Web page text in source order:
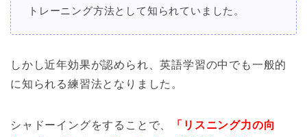
トレーニング方法として知られていました。
しかし近年効果が認められ、英語学習の中でも一般的
に知られる練習法となりました。
シャドーイングをすることで、
「リスニング力の向